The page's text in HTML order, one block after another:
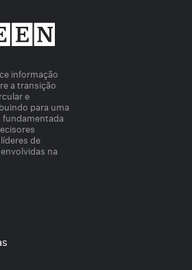
informação
a transição
e
para uma
fundamentada
de
na